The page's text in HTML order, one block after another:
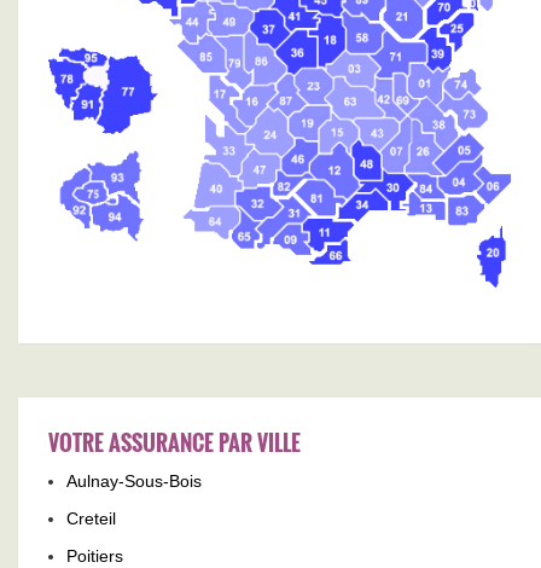
VOTRE ASSURANCE PAR VILLE
Aulnay-Sous-Bois
Creteil
Poitiers